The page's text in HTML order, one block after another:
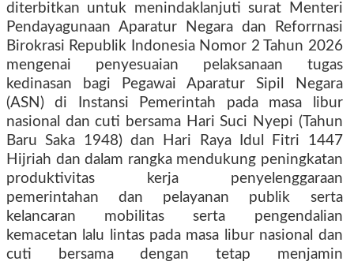
diterbitkan untuk menindaklanjuti surat Menteri
Pendayagunaan Aparatur Negara dan Reforrnasi
Birokrasi Republik Indonesia Nomor 2 Tahun 2026
mengenai penyesuaian pelaksanaan tugas
kedinasan bagi Pegawai Aparatur Sipil Negara
(ASN) di Instansi Pemerintah pada masa libur
nasional dan cuti bersama Hari Suci Nyepi (Tahun
Baru Saka 1948) dan Hari Raya Idul Fitri 1447
Hijriah dan dalam rangka mendukung peningkatan
produktivitas kerja penyelenggaraan
pemerintahan dan pelayanan publik serta
kelancaran mobilitas serta pengendalian
kemacetan lalu lintas pada masa libur nasional dan
cuti bersama dengan tetap menjamin